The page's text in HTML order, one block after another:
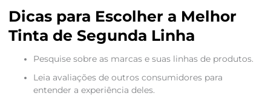
Dicas para Escolher a Melhor
Tinta de Segunda Linha
Pesquise sobre as marcas e suas linhas de produtos.
Leia avaliações de outros consumidores para
entender a experiência deles.